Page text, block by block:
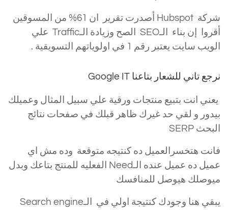
شركة Hubspot أصدرت تقرير ان 61% من المسوقين
أقروا إن بناء الـSEO الصح وزيادة الـTraffic علي
الويب سايت يعتبر رقم 1 في اولوياتهم التسويقية .
نرجع تاني للشعار بتاعنا Google IT
يعني انت بتبيع منتجات ورقية علي سبيل المثال وعميلك
بيدور و لقي حد غيرك ظاهر قبلك في صفحات نتائج
البحث SERP
فانت هتخسرالعميل ده كنتيجه متوقعة وده مش اي
عميل ده عميل عنده الـNeed الفعليه للمنتج بتاعك وبدل
ميوصلك هيوصل للمنافسك
يبقي هنا وجودك كنتيجة اولي في الـSearch engine